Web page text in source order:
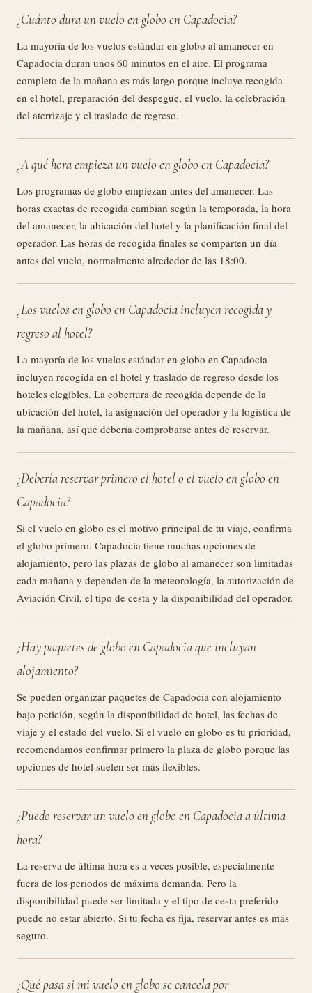
¿Cuánto dura un vuelo en globo en Capadocia?
La mayoría de los vuelos estándar en globo al amanecer en
Capadocia duran unos 60 minutos en el aire. El programa
completo de la mañana es más largo porque incluye recogida
en el hotel, preparación del despegue, el vuelo, la celebración
del aterrizaje y el traslado de regreso.
¿A qué hora empieza un vuelo en globo en Capadocia?
Los programas de globo empiezan antes del amanecer. Las
horas exactas de recogida cambian según la temporada, la hora
del amanecer, la ubicación del hotel y la planificación final del
operador. Las horas de recogida finales se comparten un día
antes del vuelo, normalmente alrededor de las 18:00.
¿Los vuelos en globo en Capadocia incluyen recogida y
regreso al hotel?
La mayoría de los vuelos estándar en globo en Capadocia
incluyen recogida en el hotel y traslado de regreso desde los
hoteles elegibles. La cobertura de recogida depende de la
ubicación del hotel, la asignación del operador y la logística de
la mañana, así que debería comprobarse antes de reservar.
¿Debería reservar primero el hotel o el vuelo en globo en
Capadocia?
Si el vuelo en globo es el motivo principal de tu viaje, confirma
el globo primero. Capadocia tiene muchas opciones de
alojamiento, pero las plazas de globo al amanecer son limitadas
cada mañana y dependen de la meteorología, la autorización de
Aviación Civil, el tipo de cesta y la disponibilidad del operador.
¿Hay paquetes de globo en Capadocia que incluyan
alojamiento?
Se pueden organizar paquetes de Capadocia con alojamiento
bajo petición, según la disponibilidad de hotel, las fechas de
viaje y el estado del vuelo. Si el vuelo en globo es tu prioridad,
recomendamos confirmar primero la plaza de globo porque las
opciones de hotel suelen ser más flexibles.
¿Puedo reservar un vuelo en globo en Capadocia a última
hora?
La reserva de última hora es a veces posible, especialmente
fuera de los periodos de máxima demanda. Pero la
disponibilidad puede ser limitada y el tipo de cesta preferido
puede no estar abierto. Si tu fecha es fija, reservar antes es más
seguro.
¿Qué pasa si mi vuelo en globo se cancela por